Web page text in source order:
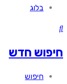
בלוג
חיפוש חדש
חיפוש